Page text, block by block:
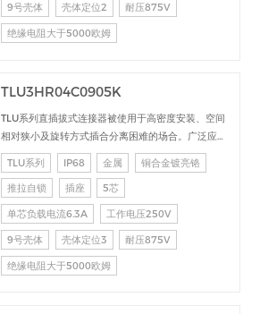
9号壳体 壳体定位2 耐压875V
绝缘电阻大于5000欧姆
TLU3HR04C0905K
TLU系列直插拔式连接器被使用于高密度安装、空间
相对狭小及旋转方式插合分离困难的场合。广泛应用
于电台设备、加固计算机、医疗设备、测试检测设
备、音频视频设备、数据采集、工业控制等场合的交
直流、高速、射频、光纤等的信号连接传输。
TLU系列 IP68 金属 铜合金镀亮铬
推拉自锁 插座 5芯
单芯负载电流6.3A 工作电压250V
9号壳体 壳体定位3 耐压875V
绝缘电阻大于5000欧姆